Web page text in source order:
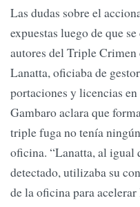
Las dudas sobre el
expuestas luego de que
autores del Triple
Lanatta, oficiaba de
portaciones y licencias
Gambaro aclara que
triple fuga no tenía
oficina. “Lanatta, al igual
detectado, utilizaba su
de la oficina para